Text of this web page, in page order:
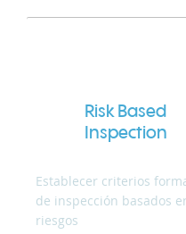
Risk Based
Inspection
Establecer criterios
de inspección basados
riesgos